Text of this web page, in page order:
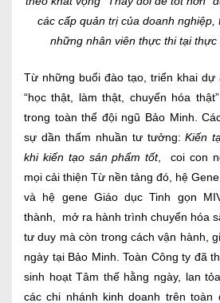
các cấp quản trị của doanh
những nhân viên thực thi tại thực
Từ những buổi đào tạo, triển khai
“học thật, làm thật, chuyển hóa
trong toàn thể đội ngũ Bảo Minh.
sự dần thấm nhuần tư tưởng:Kiến
khi kiến tạo sản phẩm tốt, coi con
mọi cải thiện Từ nền tảng đó, hệ
và hệ gene Giáo dục Tinh gọn
thành, mở ra hành trình chuyển hóa
tư duy mà còn trong cách vận hành,
ngày tại Bảo Minh. Toàn Công ty đã
sinh hoạt Tâm thế hằng ngày, lan
các chi nhánh kinh doanh trên toàn